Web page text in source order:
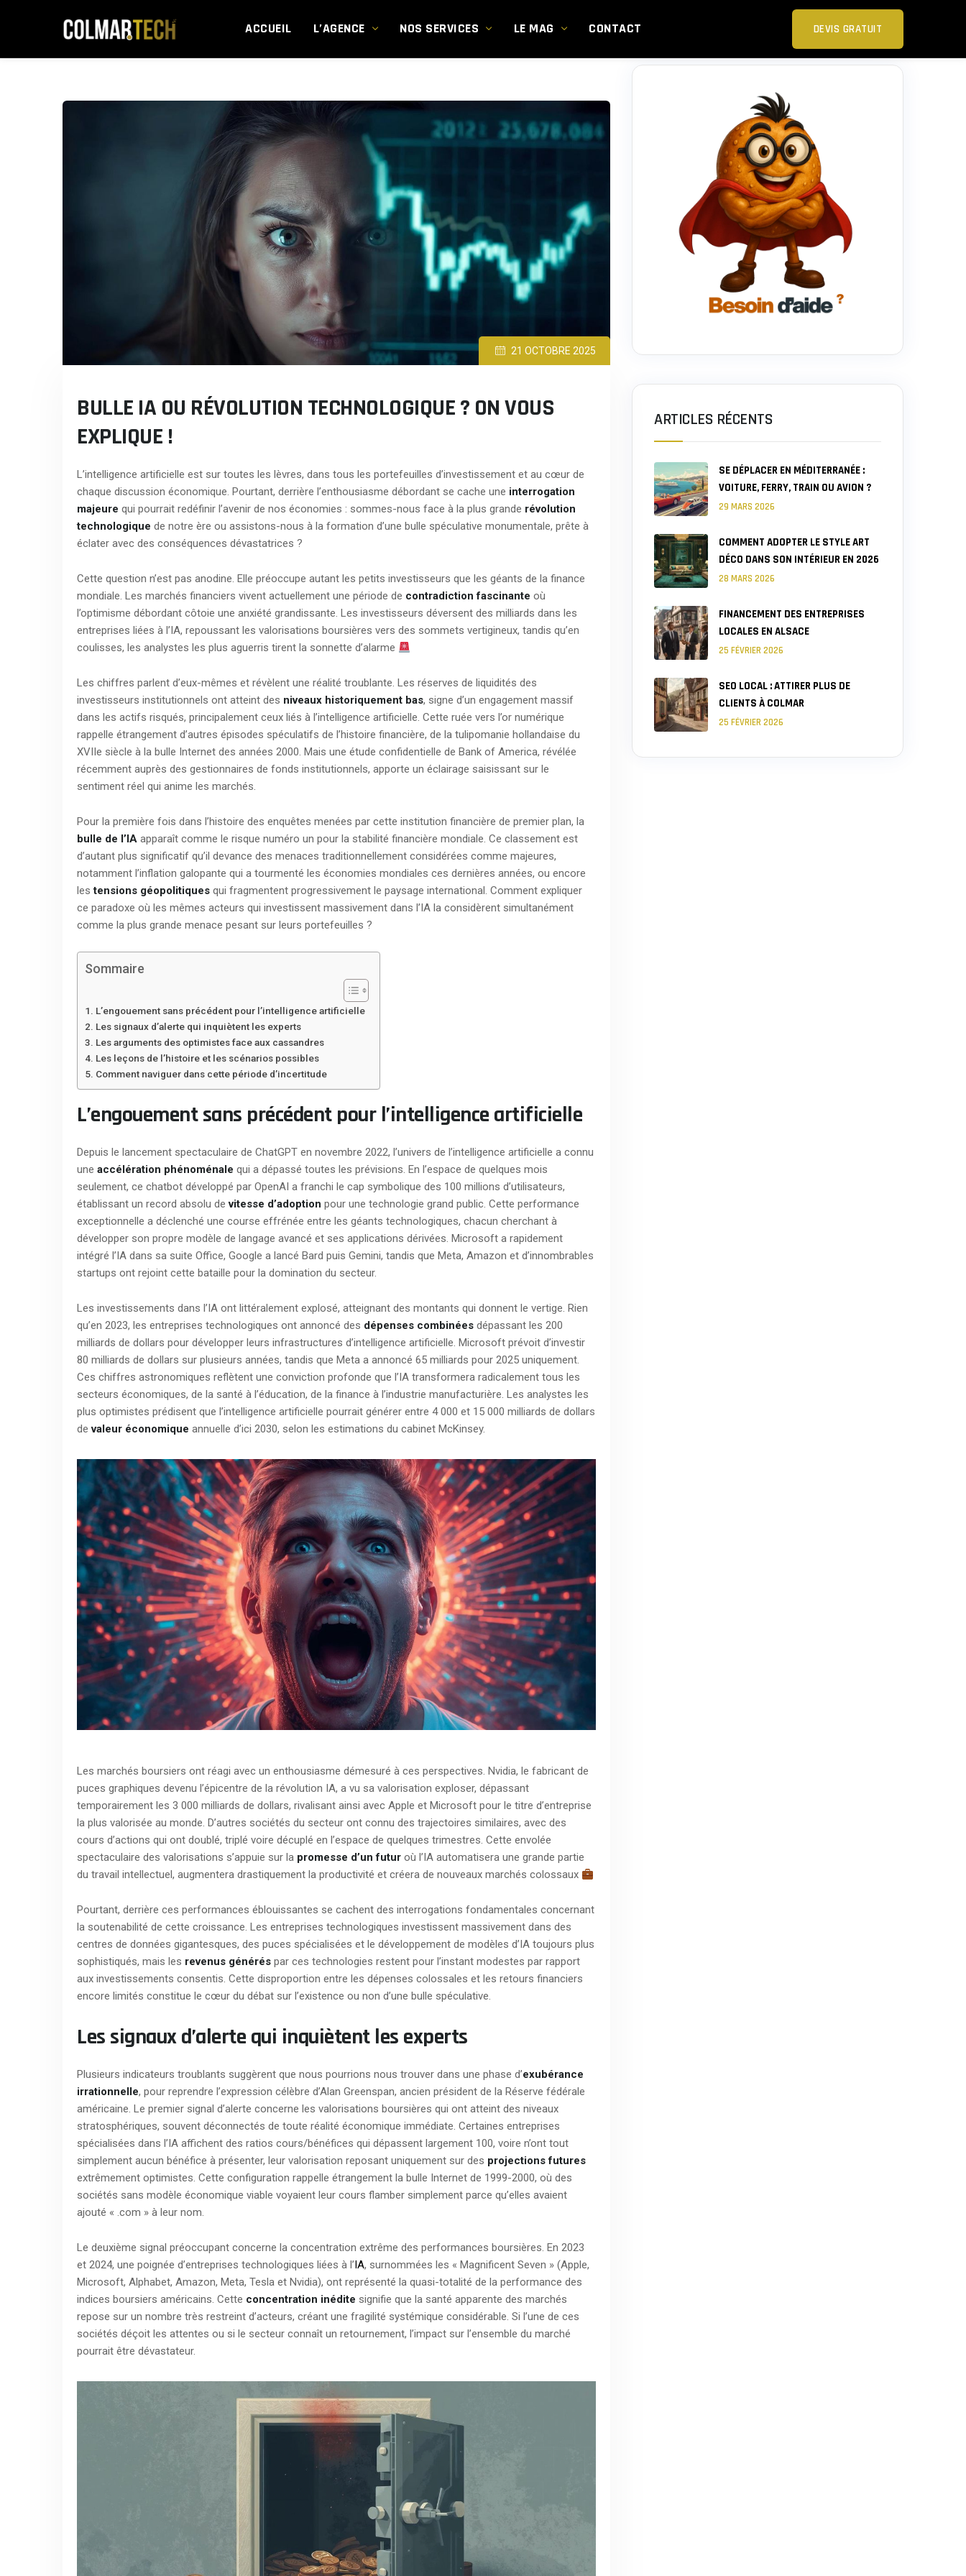
ACCUEIL L’AGENCE NOS SERVICES LE MAG CONTACT DEVIS GRATUIT
21 OCTOBRE 2025
BULLE IA OU RÉVOLUTION TECHNOLOGIQUE ? ON VOUS
EXPLIQUE !
L’intelligence artificielle est sur toutes les lèvres, dans tous les portefeuilles d’investissement et au cœur de
chaque discussion économique. Pourtant, derrière l’enthousiasme débordant se cache une interrogation
majeure qui pourrait redéfinir l’avenir de nos économies : sommes-nous face à la plus grande révolution
technologique de notre ère ou assistons-nous à la formation d’une bulle spéculative monumentale, prête à
éclater avec des conséquences dévastatrices ?
Cette question n’est pas anodine. Elle préoccupe autant les petits investisseurs que les géants de la finance
mondiale. Les marchés financiers vivent actuellement une période de contradiction fascinante où
l’optimisme débordant côtoie une anxiété grandissante. Les investisseurs déversent des milliards dans les
entreprises liées à l’IA, repoussant les valorisations boursières vers des sommets vertigineux, tandis qu’en
coulisses, les analystes les plus aguerris tirent la sonnette d’alarme
Les chiffres parlent d’eux-mêmes et révèlent une réalité troublante. Les réserves de liquidités des
investisseurs institutionnels ont atteint des niveaux historiquement bas, signe d’un engagement massif
dans les actifs risqués, principalement ceux liés à l’intelligence artificielle. Cette ruée vers l’or numérique
rappelle étrangement d’autres épisodes spéculatifs de l’histoire financière, de la tulipomanie hollandaise du
XVIIe siècle à la bulle Internet des années 2000. Mais une étude confidentielle de Bank of America, révélée
récemment auprès des gestionnaires de fonds institutionnels, apporte un éclairage saisissant sur le
sentiment réel qui anime les marchés.
Pour la première fois dans l’histoire des enquêtes menées par cette institution financière de premier plan, la
bulle de l’IA apparaît comme le risque numéro un pour la stabilité financière mondiale. Ce classement est
d’autant plus significatif qu’il devance des menaces traditionnellement considérées comme majeures,
notamment l’inflation galopante qui a tourmenté les économies mondiales ces dernières années, ou encore
lestensions géopolitiques qui fragmentent progressivement le paysage international. Comment expliquer
ce paradoxe où les mêmes acteurs qui investissent massivement dans l’IA la considèrent simultanément
comme la plus grande menace pesant sur leurs portefeuilles ?
Sommaire
L’engouement sans précédent pour l’intelligence artificielle
Les signaux d’alerte qui inquiètent les experts
Les arguments des optimistes face aux cassandres
Les leçons de l’histoire et les scénarios possibles
Comment naviguer dans cette période d’incertitude
L’engouement sans précédent pour l’intelligence artificielle
Depuis le lancement spectaculaire de ChatGPT en novembre 2022, l’univers de l’intelligence artificielle a connu
une accélération phénoménale qui a dépassé toutes les prévisions. En l’espace de quelques mois
seulement, ce chatbot développé par OpenAI a franchi le cap symbolique des 100 millions d’utilisateurs,
établissant un record absolu devitesse d’adoption pour une technologie grand public. Cette performance
exceptionnelle a déclenché une course effrénée entre les géants technologiques, chacun cherchant à
développer son propre modèle de langage avancé et ses applications dérivées. Microsoft a rapidement
intégré l’IA dans sa suite Office, Google a lancé Bard puis Gemini, tandis que Meta, Amazon et d’innombrables
startups ont rejoint cette bataille pour la domination du secteur.
Les investissements dans l’IA ont littéralement explosé, atteignant des montants qui donnent le vertige. Rien
qu’en 2023, les entreprises technologiques ont annoncé des dépenses combinées dépassant les 200
milliards de dollars pour développer leurs infrastructures d’intelligence artificielle. Microsoft prévoit d’investir
80 milliards de dollars sur plusieurs années, tandis que Meta a annoncé 65 milliards pour 2025 uniquement.
Ces chiffres astronomiques reflètent une conviction profonde que l’IA transformera radicalement tous les
secteurs économiques, de la santé à l’éducation, de la finance à l’industrie manufacturière. Les analystes les
plus optimistes prédisent que l’intelligence artificielle pourrait générer entre 4 000 et 15 000 milliards de dollars
devaleur économique annuelle d’ici 2030, selon les estimations du cabinet McKinsey.
Les marchés boursiers ont réagi avec un enthousiasme démesuré à ces perspectives. Nvidia, le fabricant de
puces graphiques devenu l’épicentre de la révolution IA, a vu sa valorisation exploser, dépassant
temporairement les 3 000 milliards de dollars, rivalisant ainsi avec Apple et Microsoft pour le titre d’entreprise
la plus valorisée au monde. D’autres sociétés du secteur ont connu des trajectoires similaires, avec des
cours d’actions qui ont doublé, triplé voire décuplé en l’espace de quelques trimestres. Cette envolée
spectaculaire des valorisations s’appuie sur la promesse d’un futur où l’IA automatisera une grande partie
du travail intellectuel, augmentera drastiquement la productivité et créera de nouveaux marchés colossaux
Pourtant, derrière ces performances éblouissantes se cachent des interrogations fondamentales concernant
la soutenabilité de cette croissance. Les entreprises technologiques investissent massivement dans des
centres de données gigantesques, des puces spécialisées et le développement de modèles d’IA toujours plus
sophistiqués, mais les revenus générés par ces technologies restent pour l’instant modestes par rapport
aux investissements consentis. Cette disproportion entre les dépenses colossales et les retours financiers
encore limités constitue le cœur du débat sur l’existence ou non d’une bulle spéculative.
Les signaux d’alerte qui inquiètent les experts
Plusieurs indicateurs troublants suggèrent que nous pourrions nous trouver dans une phase d’exubérance
irrationnelle, pour reprendre l’expression célèbre d’Alan Greenspan, ancien président de la Réserve fédérale
américaine. Le premier signal d’alerte concerne les valorisations boursières qui ont atteint des niveaux
stratosphériques, souvent déconnectés de toute réalité économique immédiate. Certaines entreprises
spécialisées dans l’IA affichent des ratios cours/bénéfices qui dépassent largement 100, voire n’ont tout
simplement aucun bénéfice à présenter, leur valorisation reposant uniquement sur des projections futures
extrêmement optimistes. Cette configuration rappelle étrangement la bulle Internet de 1999-2000, où des
sociétés sans modèle économique viable voyaient leur cours flamber simplement parce qu’elles avaient
ajouté « .com » à leur nom.
Le deuxième signal préoccupant concerne la concentration extrême des performances boursières. En 2023
et 2024, une poignée d’entreprises technologiques liées à l’ IA, surnommées les « Magnificent Seven » (Apple,
Microsoft, Alphabet, Amazon, Meta, Tesla et Nvidia), ont représenté la quasi-totalité de la performance des
indices boursiers américains. Cette concentration inédite signifie que la santé apparente des marchés
repose sur un nombre très restreint d’acteurs, créant une fragilité systémique considérable. Si l’une de ces
sociétés déçoit les attentes ou si le secteur connaît un retournement, l’impact sur l’ensemble du marché
pourrait être dévastateur.
ARTICLES RÉCENTS
SE DÉPLACER EN MÉDITERRANÉE :
VOITURE, FERRY, TRAIN OU AVION ?
29 MARS 2026
COMMENT ADOPTER LE STYLE ART
DÉCO DANS SON INTÉRIEUR EN 2026
28 MARS 2026
FINANCEMENT DES ENTREPRISES
LOCALES EN ALSACE
25 FÉVRIER 2026
SEO LOCAL : ATTIRER PLUS DE
CLIENTS À COLMAR
25 FÉVRIER 2026